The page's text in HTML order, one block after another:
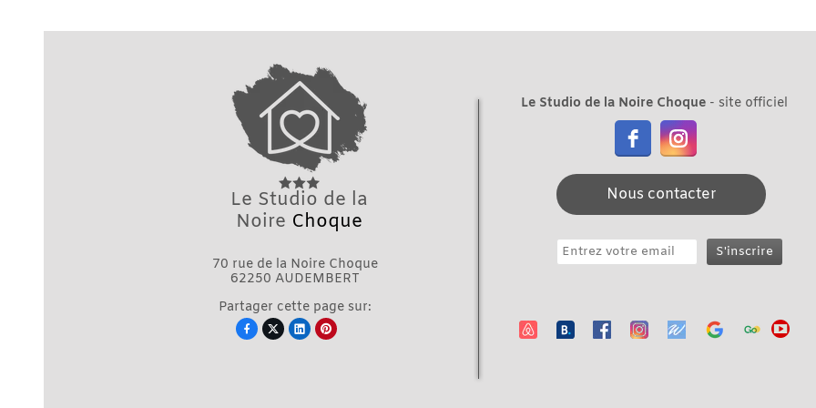
Le Studio de la
NoireChoque
70 rue de la Noire Choque
62250 AUDEMBERT
Partager cette page sur:
Le Studio de la Noire Choque- site officiel
Nous contacter
 